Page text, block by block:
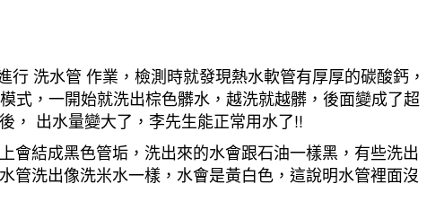
洗水管 作業，檢測時就發現熱水軟管有厚厚的碳酸鈣，
式，一開始就洗出棕色髒水，越洗就越髒，後面變成了超
， 出水量變大了，李先生能正常用水了!!
會結成黑色管垢，洗出來的水會跟石油一樣黑，有些洗出
管洗出像洗米水一樣，水會是黃白色，這說明水管裡面沒